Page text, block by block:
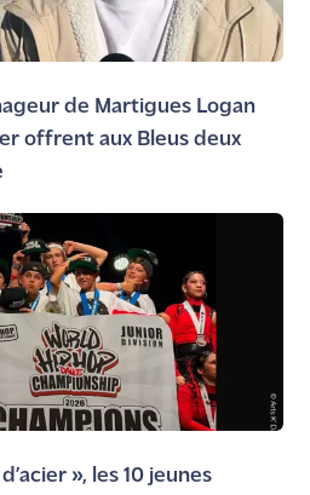
de Martigues Logan
offrent aux Bleus deux
», les 10 jeunes